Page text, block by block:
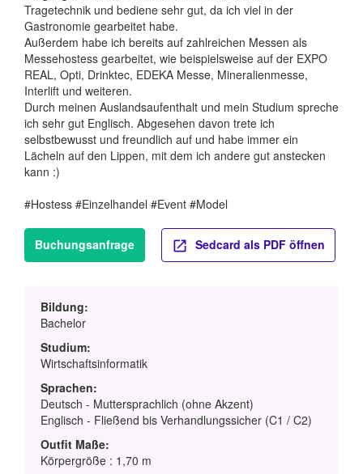
Tragetechnik und bediene sehr gut, da ich viel in der
Gastronomie gearbeitet habe.
Außerdem habe ich bereits auf zahlreichen Messen als
Messehostess gearbeitet, wie beispielsweise auf der EXPO
REAL, Opti, Drinktec, EDEKA Messe, Mineralienmesse,
Interlift und weiteren.
Durch meinen Auslandsaufenthalt und mein Studium spreche
ich sehr gut Englisch. Abgesehen davon trete ich
selbstbewusst und freundlich auf und habe immer ein
Lächeln auf den Lippen, mit dem ich andere gut anstecken
kann :)
#Hostess #Einzelhandel #Event #Model
Buchungsanfrage Sedcard als PDF öffnen
Bildung:
Bachelor
Studium:
Wirtschaftsinformatik
Sprachen:
Deutsch - Muttersprachlich (ohne Akzent)
Englisch - Fließend bis Verhandlungssicher (C1 / C2)
Outfit Maße:
Körpergröße : 1,70 m